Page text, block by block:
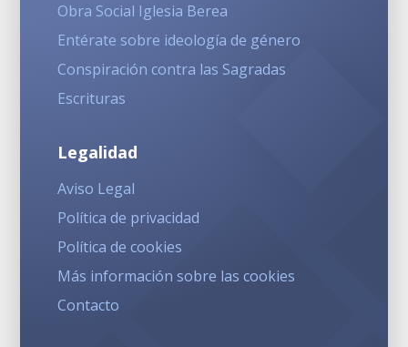
Obra Social Iglesia Berea
Entérate sobre ideología de género
Conspiración contra las Sagradas
Escrituras
Legalidad
Aviso Legal
Política de privacidad
Política de cookies
Más información sobre las cookies
Contacto